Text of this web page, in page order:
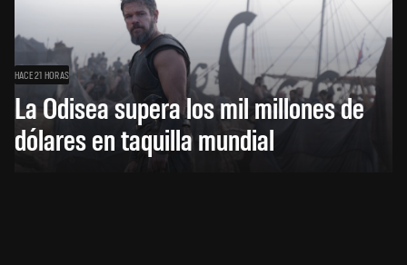
HACE 21 HORAS
La Odisea supera los mil millones de
dólares en taquilla mundial